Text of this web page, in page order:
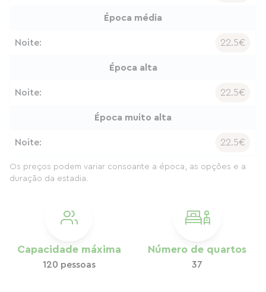
Capacidade máxima
120 pessoas
Número de quartos
37
Época média
Noite: 22.5€
Época alta
Noite: 22.5€
Época muito alta
Noite: 22.5€
Os preços podem variar consoante a época, as opções e a
duração da estadia.